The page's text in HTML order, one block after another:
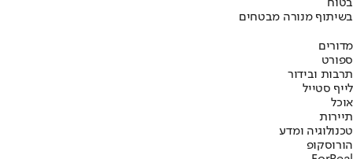
בטוח
בשיתוף מנורה מבטחים
מדורים
ספורט
תרבות ובידור
לייף סטייל
אוכל
תיירות
טכנולוגיה ומדע
הורוסקופ